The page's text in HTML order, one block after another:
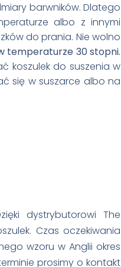
barwników. Dlatego
albo z innymi
do prania. Nie wolno
temperaturze 30 stopni.
koszulek do suszenia w
się w suszarce albo na
dystrybutorowi The
Czas oczekiwania
wzoru w Anglii okres
prosimy o kontakt